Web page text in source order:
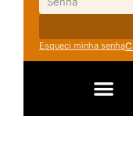
Esqueci minha senha